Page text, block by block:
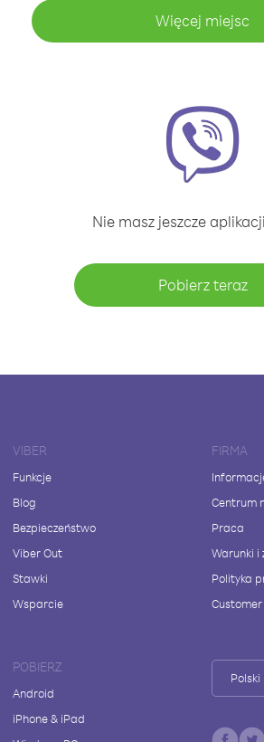
Więcej miejsc
Nie masz jeszcze
Pobierz teraz
VIBER
Funkcje
Blog
Bezpieczeństwo
Viber Out
Stawki
Wsparcie
FIRMA
Centrum
Praca
Warunki i
Polityka
POBIERZ
Android
iPhone & iPad
Polski